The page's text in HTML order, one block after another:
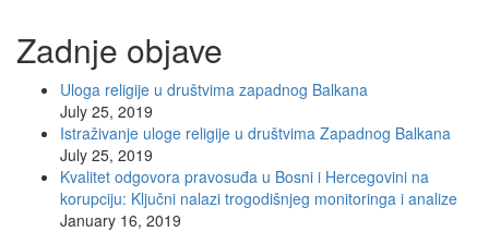
Zadnje objave
Uloga religije u društvima zapadnog Balkana
July 25, 2019
Istraživanje uloge religije u društvima Zapadnog Balkana
July 25, 2019
Kvalitet odgovora pravosuđa u Bosni i Hercegovini na
korupciju: Ključni nalazi trogodišnjeg monitoringa i analize
January 16, 2019